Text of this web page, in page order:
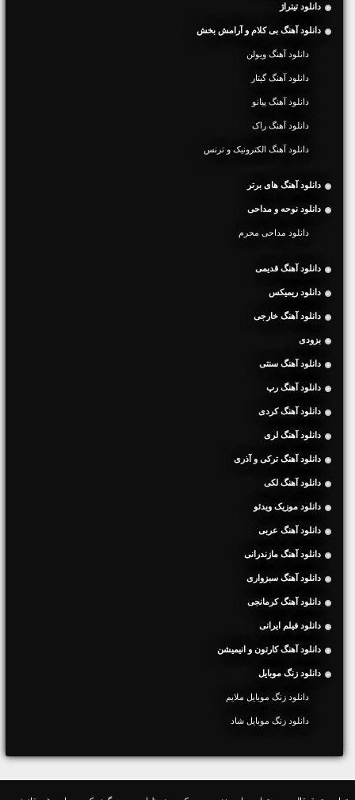
دانلود تیتراژ
دانلود آهنگ بی کلام و آرامش بخش
دانلود آهنگ ویولن
دانلود آهنگ گیتار
دانلود آهنگ پیانو
دانلود آهنگ راک
دانلود آهنگ الکترونیک و ترنس
دانلود آهنگ های برتر
دانلود نوحه و مداحی
دانلود مداحی محرم
دانلود آهنگ قدیمی
دانلود ریمیکس
دانلود آهنگ خارجی
بزودی
دانلود آهنگ سنتی
دانلود آهنگ رپ
دانلود آهنگ کردی
دانلود آهنگ لری
دانلود آهنگ ترکی و آذری
دانلود آهنگ لکی
دانلود موزیک ویدئو
دانلود آهنگ عربی
دانلود آهنگ مازندرانی
دانلود آهنگ سبزواری
دانلود آهنگ کرمانجی
دانلود فیلم ایرانی
دانلود آهنگ کارتون و انیمیشن
دانلود زنگ موبایل
دانلود زنگ موبایل ملایم
دانلود زنگ موبایل شاد